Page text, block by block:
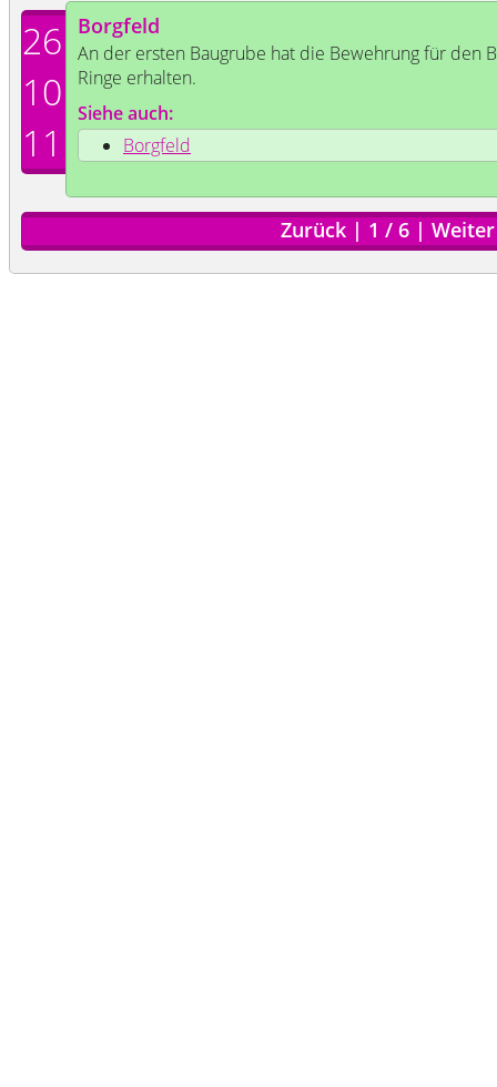
26
10
11
Borgfeld
An der ersten Baugrube hat die Bewehrung für den
Ringe erhalten.
Siehe auch:
Borgfeld
Zurück | 1 / 6 | Weiter